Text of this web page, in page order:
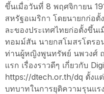
ขึ้นเมื่อวันที่ 8 พฤศจิกายน
สหรัฐอเมริกา โดยนายกก่อตั้
ละของประเทศไทยก่อตั้งขึ้น
ทอมม์สัน นายกสโมสรโตรอ
ท่านผู้หญิงพูนทรัพย์ นพวงศ์
แรก เรื่องราวดีๆ เกี่ยวกับ
https://dtech.or.th/dq ตั้งแ
บทบาทในการยุติความรุนแร